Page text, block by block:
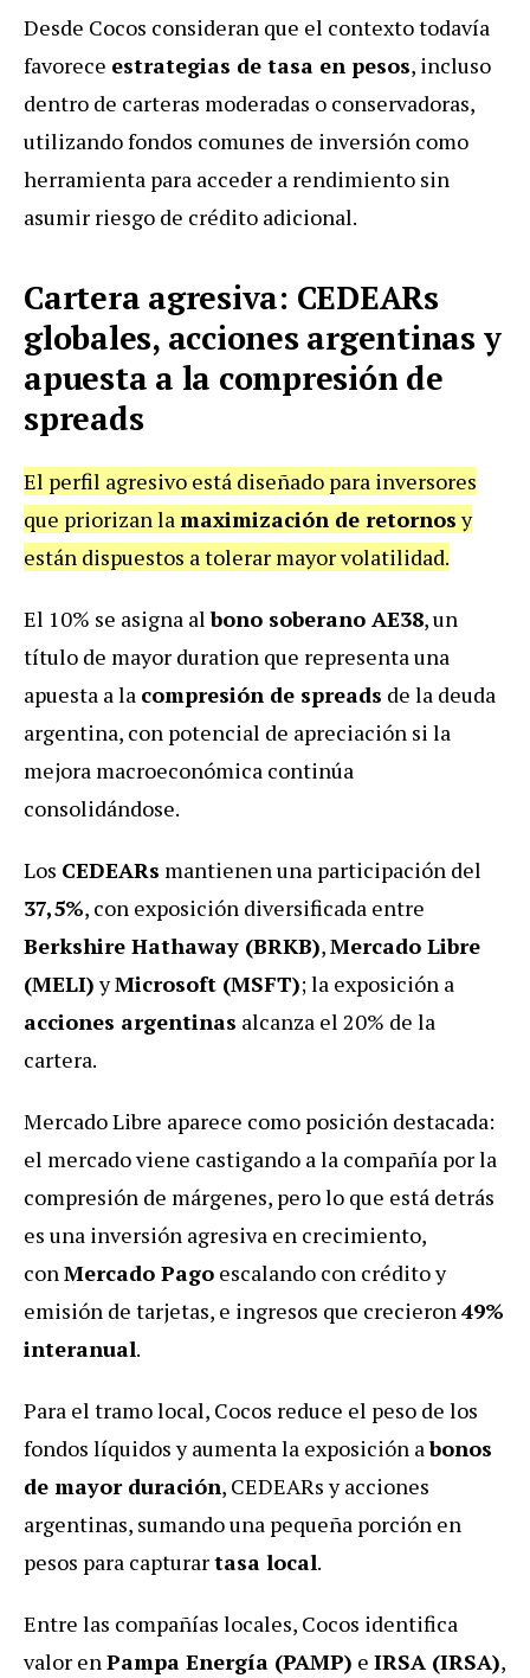
Desde Cocos consideran que el contexto todavía
favorece estrategias de tasa en pesos, incluso
dentro de carteras moderadas o conservadoras,
utilizando fondos comunes de inversión como
herramienta para acceder a rendimiento sin
asumir riesgo de crédito adicional.
Cartera agresiva: CEDEARs
globales, acciones argentinas y
apuesta a la compresión de
spreads
El perfil agresivo está diseñado para inversores
que priorizan lamaximización de retornosy
están dispuestos a tolerar mayor volatilidad.
El 10% se asigna albono soberano AE38, un
título de mayor duration que representa una
apuesta a la compresión de spreads de la deuda
argentina, con potencial de apreciación si la
mejora macroeconómica continúa
consolidándose.
Los CEDEARs mantienen una participación del
37,5%, con exposición diversificada entre
Berkshire Hathaway (BRKB),Mercado Libre
(MELI)yMicrosoft (MSFT); la exposición a
acciones argentinas alcanza el 20% de la
cartera.
Mercado Libre aparece como posición destacada:
el mercado viene castigando a la compañía por la
compresión de márgenes, pero lo que está detrás
es una inversión agresiva en crecimiento,
conMercado Pago escalando con crédito y
emisión de tarjetas, e ingresos que crecieron49%
interanual.
Para el tramo local, Cocos reduce el peso de los
fondos líquidos y aumenta la exposición abonos
de mayor duración, CEDEARs y acciones
argentinas, sumando una pequeña porción en
pesos para capturartasa local.
Entre las compañías locales, Cocos identifica
valor enPampa Energía (PAMP) e IRSA (IRSA),